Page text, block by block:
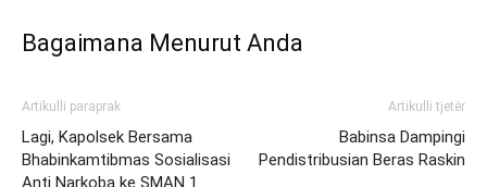
Bagaimana Menurut Anda
Artikulli paraprak
Lagi, Kapolsek Bersama
Bhabinkamtibmas Sosialisasi
Anti Narkoba ke SMAN 1
Artikulli tjetër
Babinsa Dampingi
Pendistribusian Beras Raskin